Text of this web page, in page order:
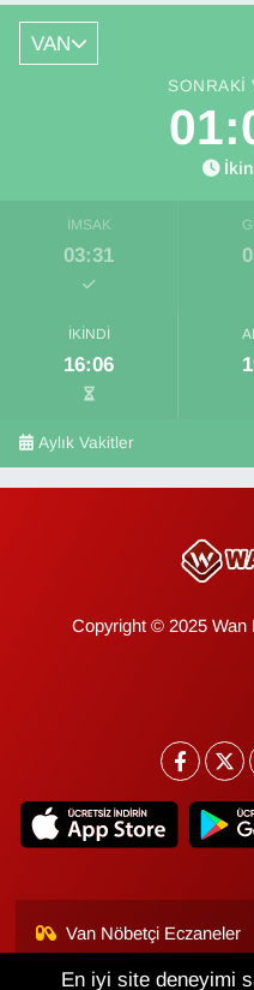
VAN
SONRAKI
İMSAK
03:31
İKINDI
16:06
Aylık Vakitler
Copyright © 2025 Wan
Van Nöbetçi Eczaneler
Van Namaz Vakitleri
En iyi site deneyimi